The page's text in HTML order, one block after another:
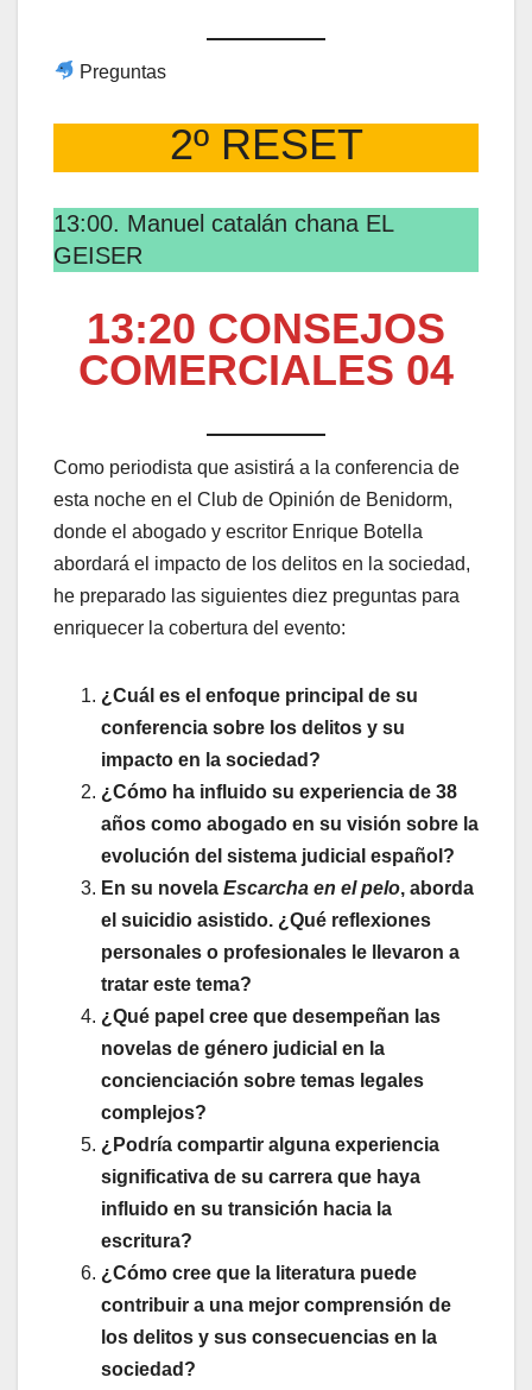
Preguntas
2º RESET
13:00. Manuel catalán chana EL
GEISER
13:20 CONSEJOS
COMERCIALES 04
Como periodista que asistirá a la conferencia de
esta noche en el Club de Opinión de Benidorm,
donde el abogado y escritor Enrique Botella
abordará el impacto de los delitos en la sociedad,
he preparado las siguientes diez preguntas para
enriquecer la cobertura del evento:
¿Cuál es el enfoque principal de su
conferencia sobre los delitos y su
impacto en la sociedad?
¿Cómo ha influido su experiencia de 38
años como abogado en su visión sobre la
evolución del sistema judicial español?
En su novela Escarcha en el pelo, aborda
el suicidio asistido. ¿Qué reflexiones
personales o profesionales le llevaron a
tratar este tema?
¿Qué papel cree que desempeñan las
novelas de género judicial en la
concienciación sobre temas legales
complejos?
¿Podría compartir alguna experiencia
significativa de su carrera que haya
influido en su transición hacia la
escritura?
¿Cómo cree que la literatura puede
contribuir a una mejor comprensión de
los delitos y sus consecuencias en la
sociedad?